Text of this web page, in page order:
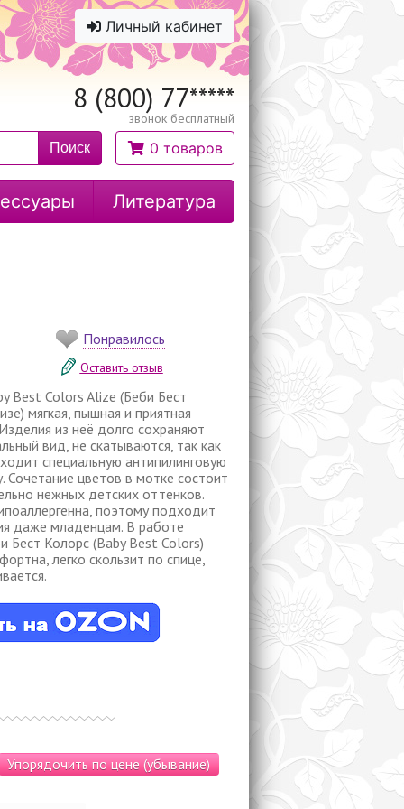
Личный кабинет
8 (800) 77*****
звонок бесплатный
Поиск 0 товаров
Литература
Понравилось
Оставить отзыв
Best Colors Alize (Беби Бест
мягкая, пышная и приятная
из неё долго сохраняют
вид, не скатываются, так как
специальную антипилинговую
Сочетание цветов в мотке состоит
нежных детских оттенков.
поэтому подходит
даже младенцам. В работе
Бест Колорс (Baby Best Colors)
легко скользит по спице,
Упорядочить по цене (убывание)